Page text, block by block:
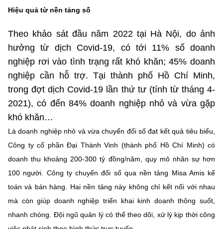
BỘ KHOA HỌC VÀ CÔNG NGHỆ
MINISTRY OF SCIENCE AND TECHNOLOGY
Điều khoản sử dụng Theo dõi MST: Góp ý
Cơ quan chủ quản: Bộ Khoa học và Công nghệ (MST)
Chịu trách nhiệm nội dung: Nguyễn Thị Hải Hằng
Giám đốc Trung tâm Truyền thông Khoa học và Công nghệ.
Liên hệ
Điện thoại: 024 3936 9506
Email:stc@mst.gov.vn
©2026 Bản quyền thuộc Bộ Khoa Học và Công Nghệ
(Ghi rõ nguồn "https://mst.gov.vn" khi phát hành lại thông tin từ
Hiệu quả từ nền tảng số
Theo khảo sát đầu năm 2022 tại Hà Nội, do ảnh
hưởng từ dịch Covid-19, có tới 11% số doanh
nghiệp rơi vào tình trạng rất khó khăn; 45% doanh
nghiệp cần hỗ trợ. Tại thành phố Hồ Chí Minh,
trong đợt dịch Covid-19 lần thứ tư (tính từ tháng 4-
2021), có đến 84% doanh nghiệp nhỏ và vừa gặp
khó khăn…
Là doanh nghiệp nhỏ và vừa chuyển đổi số đạt kết quả tiêu biểu,
Công ty cổ phần Đại Thành Vinh (thành phố Hồ Chí Minh) có
doanh thu khoảng 200-300 tỷ đồng/năm, quy mô nhân sự hơn
100 người. Công ty chuyển đổi số qua nền tảng Misa Amis kế
toán và bán hàng. Hai nền tảng này không chỉ kết nối với nhau
mà còn giúp doanh nghiệp triển khai kinh doanh thông suốt,
nhanh chóng. Đội ngũ quản lý có thể theo dõi, xử lý kịp thời công